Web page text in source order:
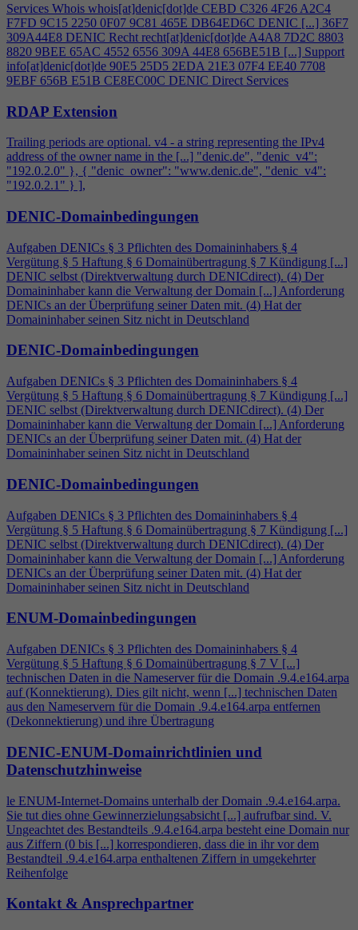
Services Whois whois[at]denic[dot]de CEBD C326 4F26 A2C4
F7FD 9C15 2250 0F07 9C81 465E DB64ED6C DENIC [...] 36F7
309A44E8 DENIC Recht recht[at]denic[dot]de A4A8 7D2C 8803
8820 9BEE 65AC 4552 6556 309A 44E8 656BE51B [...] Support
info[at]denic[dot]de 90E5 25D5 2EDA 21E3 07F4 EE40 7708
9EBF 656B E51B CE8EC00C DENIC Direct Services
RDAP Extension
Trailing periods are optional. v4 - a string representing the IPv4
address of the owner name in the [...] "denic.de", "denic_v4":
"192.0.2.0" }, { "denic_owner": "www.denic.de", "denic_v4":
"192.0.2.1" } ],
DENIC-Domainbedingungen
Aufgaben DENICs § 3 Pflichten des Domaininhabers § 4
Vergütung § 5 Haftung § 6 Domainübertragung § 7 Kündigung [...]
DENIC selbst (Direktverwaltung durch DENICdirect). (4) Der
Domaininhaber kann die Verwaltung der Domain [...] Anforderung
DENICs an der Überprüfung seiner Daten mit. (4) Hat der
Domaininhaber seinen Sitz nicht in Deutschland
DENIC-Domainbedingungen
Aufgaben DENICs § 3 Pflichten des Domaininhabers § 4
Vergütung § 5 Haftung § 6 Domainübertragung § 7 Kündigung [...]
DENIC selbst (Direktverwaltung durch DENICdirect). (4) Der
Domaininhaber kann die Verwaltung der Domain [...] Anforderung
DENICs an der Überprüfung seiner Daten mit. (4) Hat der
Domaininhaber seinen Sitz nicht in Deutschland
DENIC-Domainbedingungen
Aufgaben DENICs § 3 Pflichten des Domaininhabers § 4
Vergütung § 5 Haftung § 6 Domainübertragung § 7 Kündigung [...]
DENIC selbst (Direktverwaltung durch DENICdirect). (4) Der
Domaininhaber kann die Verwaltung der Domain [...] Anforderung
DENICs an der Überprüfung seiner Daten mit. (4) Hat der
Domaininhaber seinen Sitz nicht in Deutschland
ENUM-Domainbedingungen
Aufgaben DENICs § 3 Pflichten des Domaininhabers § 4
Vergütung § 5 Haftung § 6 Domainübertragung § 7 V [...]
technischen Daten in die Nameserver für die Domain .9.4.e164.arpa
auf (Konnektierung). Dies gilt nicht, wenn [...] technischen Daten
aus den Nameservern für die Domain .9.4.e164.arpa entfernen
(Dekonnektierung) und ihre Übertragung
DENIC-ENUM-Domainrichtlinien und
Datenschutzhinweise
le ENUM-Internet-Domains unterhalb der Domain .9.4.e164.arpa.
Sie tut dies ohne Gewinnerzielungsabsicht [...] aufrufbar sind. V.
Ungeachtet des Bestandteils .9.4.e164.arpa besteht eine Domain nur
aus Ziffern (0 bis [...] korrespondieren, dass die in ihr vor dem
Bestandteil .9.4.e164.arpa enthaltenen Ziffern in umgekehrter
Reihenfolge
Kontakt & Ansprechpartner